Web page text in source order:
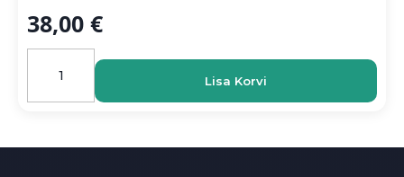
38,00 €
JR-
ZS408
magnetiline
autolaadija
Lisa Korvi